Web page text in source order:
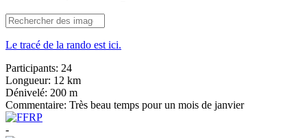
Le tracé de la rando est ici.
Participants: 24
Longueur: 12 km
Dénivelé: 200 m
Commentaire: Très beau temps pour un mois de janvier
-